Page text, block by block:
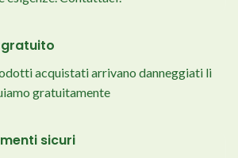
gratuito
acquistati arrivano danneggiati li
gratuitamente
sicuri